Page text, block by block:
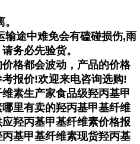
输途中难免会有磕碰损伤,雨
务必先验货。
格都会波动，产品的价格
报价!欢迎来电咨询选购!
素生产家食品级羟丙基甲
里有卖的羟丙基甲基纤维
羟丙基甲基纤维素价格报
基甲基纤维素现货羟丙基